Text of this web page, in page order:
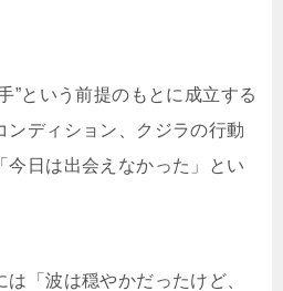
”という前提のもとに成立する
ンディション、クジラの行動
今日は出会えなかった」とい
「波は穏やかだったけど、